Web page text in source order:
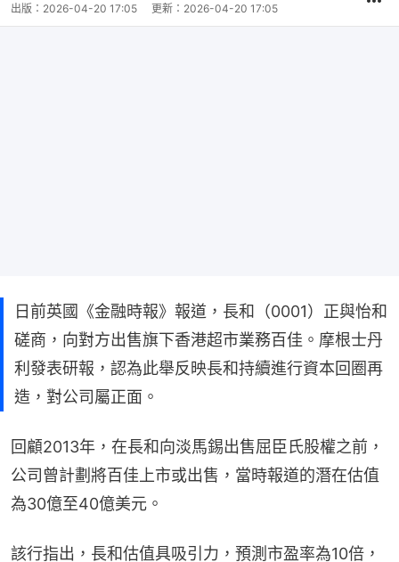
出版： 2026-04-20 17:05 更新： 2026-04-20 17:05
日前英國《金融時報》報道，長和（0001）正與怡和
磋商，向對方出售旗下香港超市業務百佳。摩根士丹
利發表研報，認為此舉反映長和持續進行資本回圈再
造，對公司屬正面。
回顧2013年，在長和向淡馬錫出售屈臣氏股權之前，
公司曾計劃將百佳上市或出售，當時報道的潛在估值
為30億至40億美元。
該行指出，長和估值具吸引力，預測市盈率為10倍，